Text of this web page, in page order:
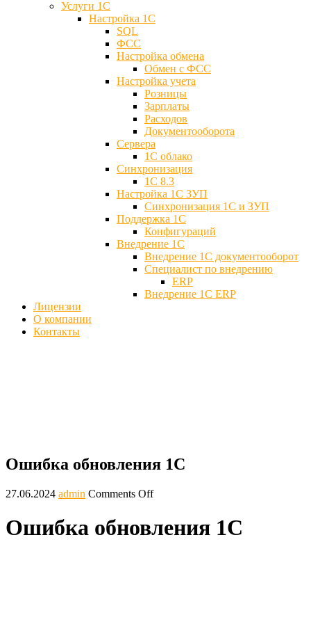
Услуги 1С
Настройка 1С
SQL
ФСС
Настройка обмена
Обмен с ФСС
Настройка учета
Розницы
Зарплаты
Расходов
Документооборота
Сервера
1С облако
Синхронизация
1С 8.3
Настройка 1С ЗУП
Синхронизация 1С и ЗУП
Поддержка 1С
Конфигураций
Внедрение 1С
Внедрение 1С документооборот
Специалист по внедрению
ERP
Внедрение 1С ERP
Лицензии
О компании
Контакты
Ошибка обновления 1С
27.06.2024 admin Comments Off
Ошибка обновления 1С